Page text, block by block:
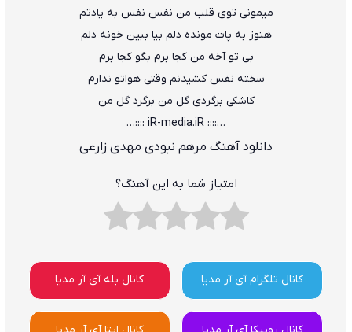
میمونی توی قلب من نفس نفس به یادتم
هنوز به پات مونده دلم بیا ببین خونه دلم
بی تو آخه من کجا برم بگو کجا برم
سخته نفس کشیدنم وقتی هواتو ندارم
کاشکی برگردی گل من برگرد گل من
…:::: iR-media.iR ::::…
دانلود آهنگ مرهم نبودی مهدی زارعی
امتیاز شما به این آهنگ؟
کانال تلگرام آی آر مدیا کانال بله آی آر مدیا